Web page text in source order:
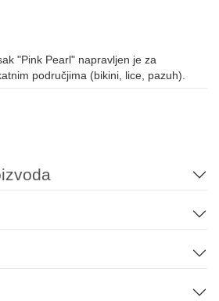
"Pink Pearl" napravljen je za
područjima (bikini, lice, pazuh).